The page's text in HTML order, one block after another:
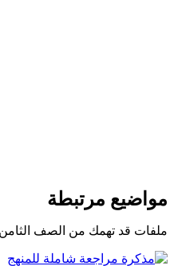
مواضيع مرتبطة
ملفات قد تهمك من الصف الثامن